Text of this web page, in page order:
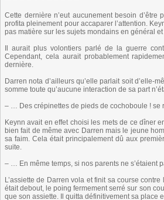
Cette dernière n’eut aucunement besoin
profita pleinement pour accaparer l’attention.
pas matière sur les sujets mondains en général
Il aurait plus volontiers parlé de la guerre
Cependant, cela aurait probablement
dernière.
Darren nota d’ailleurs qu’elle parlait soit d’elle-
somme toute qu’aucune interaction de sa part
– … Des crépinettes de pieds de cochoboule !
Keynn avait en effet choisi les mets de ce dîner
bien fait de même avec Darren mais le jeune
sa faim. Cela était principalement dû aux
suite.
– … En même temps, si nos parents ne s’étaient
L’assiette de Darren vola et finit sa course
était debout, le poing fermement serré sur son
que son assiette. Il quitta définitivement sa place